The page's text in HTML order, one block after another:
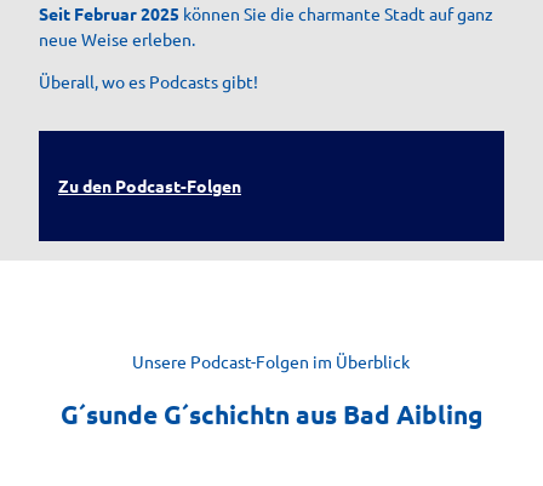
Seit Februar 2025 können Sie die charmante Stadt auf ganz
neue Weise erleben.
Überall, wo es Podcasts gibt!
Zu den Podcast-Folgen
Unsere Podcast-Folgen im Überblick
G´sunde G´schichtn aus Bad Aibling